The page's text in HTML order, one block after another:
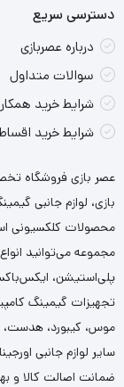
دسترسی سریع
درباره عصربازی
سوالات متداول
شرایط خرید همکار
شرایط خرید
عصر بازی فروشگاه
بازی، لوازم جانبی
محصولات کلکسیونی
مجموعه می‌توانید
پلی‌استیشن،
تجهیزات گیمینگ
موس، کیبورد،
سایر لوازم جانبی
ضمانت اصالت کالا و